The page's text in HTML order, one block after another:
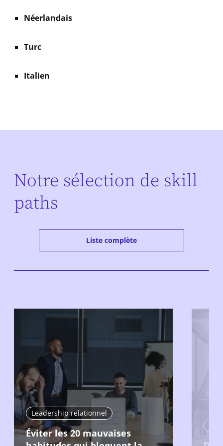
Néerlandais
Turc
Italien
Notre sélection de skill
paths
Liste complète
Leadership relationnel
Éviter les 20 mauvaises